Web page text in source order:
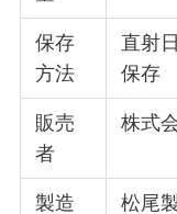
保存
方法
直射
保存
販売
者
株式
製造 松尾